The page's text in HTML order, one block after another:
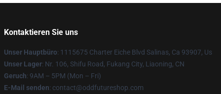
Kontaktieren Sie uns
Unser Hauptbüro: 1115675 Charter Eiche Blvd Salinas, Ca 93907, Us
Unser Lager: Nr. 106, Shifu Road, Fukang City, Liaoning, CN
Geruch: 9AM – 5PM (Mon – Fri)
E-Mail senden: contact@oddfutureshop.com